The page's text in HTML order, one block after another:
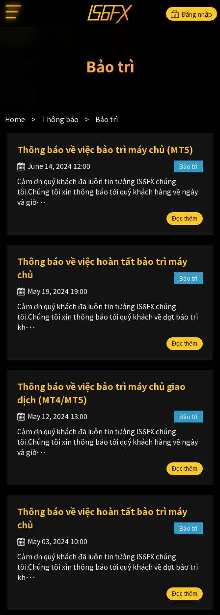
Đăng nhập
Bảo trì
Home > Thông báo > Bảo trì
Thông báo về việc bảo trì máy chủ (MT5)
June 14, 2024 12:00
Cảm ơn quý khách đã luôn tin tưởng IS6FX chúng
tôi.Chúng tôi xin thông báo tới quý khách hàng về ngày
và giờ･･･
Đọc thêm
Bảo trì
Thông báo về việc hoàn tất bảo trì máy
chủ
May 19, 2024 19:00
Cảm ơn quý khách đã luôn tin tưởng IS6FX chúng
tôi.Chúng tôi xin thông báo tới quý khách về đợt bảo trì
kh･･･
Đọc thêm
Bảo trì
Thông báo về việc bảo trì máy chủ giao
dịch (MT4/MT5)
May 12, 2024 13:00
Cảm ơn quý khách đã luôn tin tưởng IS6FX chúng
tôi.Chúng tôi xin thông báo tới quý khách hàng về ngày
và giờ･･･
Đọc thêm
Bảo trì
Thông báo về việc hoàn tất bảo trì máy
chủ
May 03, 2024 10:00
Cảm ơn quý khách đã luôn tin tưởng IS6FX chúng
tôi.Chúng tôi xin thông báo tới quý khách về đợt bảo trì
kh･･･
Đọc thêm
Bảo trì